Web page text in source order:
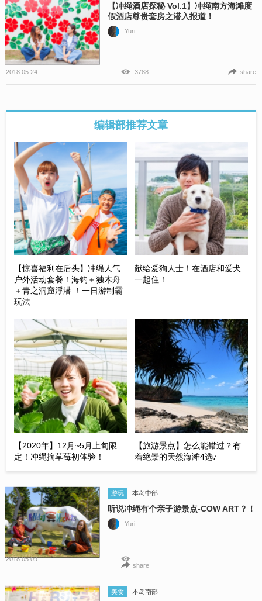
【冲绳酒店探秘 Vol.1】冲绳南方海滩度
假酒店尊贵套房之潜入报道！
Yuri
2018.05.24 3788 share
编辑部推荐文章
【惊喜福利在后头】冲绳人气
户外活动套餐！海钓＋独木舟
＋青之洞窟浮潜 ！一日游制霸
玩法
献给爱狗人士！在酒店和爱犬
一起住！
【2020年】12月~5月上旬限
定！冲绳摘草莓初体验！
【旅游景点】怎么能错过？有
着绝景的天然海滩4选♪
游玩 本岛中部
听说冲绳有个亲子游景点-COW ART？！
Yuri
2018.05.09
share
美食 本岛南部